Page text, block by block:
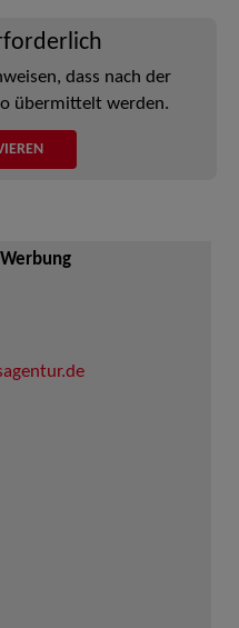
dass nach der
übermittelt werden.